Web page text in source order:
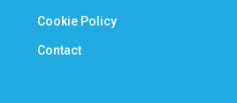
Cookie Policy
Contact